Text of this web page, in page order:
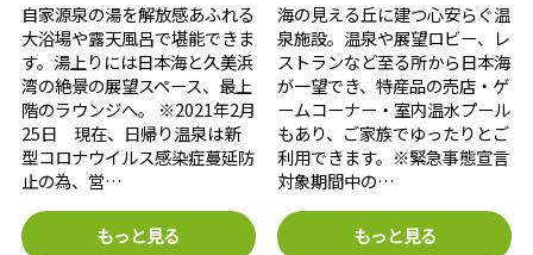
自家源泉の湯を解放感あふれる
大浴場や露天風呂で堪能できま
す。湯上りには日本海と久美浜
湾の絶景の展望スペース、最上
階のラウンジへ。 ※2021年2月
25日 現在、日帰り温泉は新
型コロナウイルス感染症蔓延防
止の為、営…
もっと見る
海の見える丘に建つ心安らぐ温
泉施設。温泉や展望ロビー、レ
ストランなど至る所から日本海
が一望でき、特産品の売店・ゲ
ームコーナー・室内温水プール
もあり、ご家族でゆったりとご
利用できます。※緊急事態宣言
対象期間中の…
もっと見る